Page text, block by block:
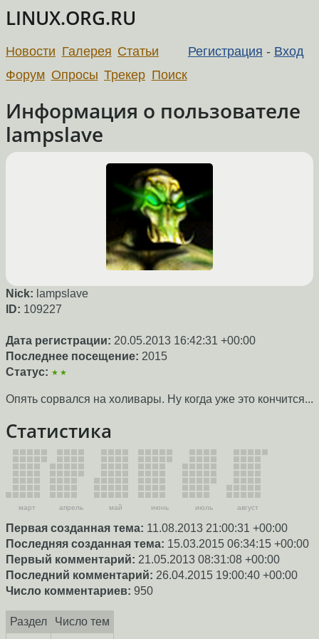
LINUX.ORG.RU
Регистрация - Вход
Новости Галерея Статьи
Форум Опросы Трекер Поиск
Информация о пользователе
lampslave
Nick: lampslave
ID: 109227
Дата регистрации: 20.05.2013 16:42:31 +00:00
Последнее посещение: 2015
Статус: ★★
Опять сорвался на холивары. Ну когда уже это кончится...
Статистика
март апрель май июнь июль август
Первая созданная тема: 11.08.2013 21:00:31 +00:00
Последняя созданная тема: 15.03.2015 06:34:15 +00:00
Первый комментарий: 21.05.2013 08:31:08 +00:00
Последний комментарий: 26.04.2015 19:00:40 +00:00
Число комментариев: 950
Раздел
Число тем